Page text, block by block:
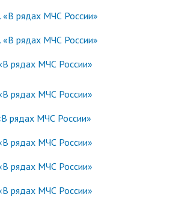
рядах МЧС России»
рядах МЧС России»
рядах МЧС России»
рядах МЧС России»
рядах МЧС России»
рядах МЧС России»
рядах МЧС России»
рядах МЧС России»